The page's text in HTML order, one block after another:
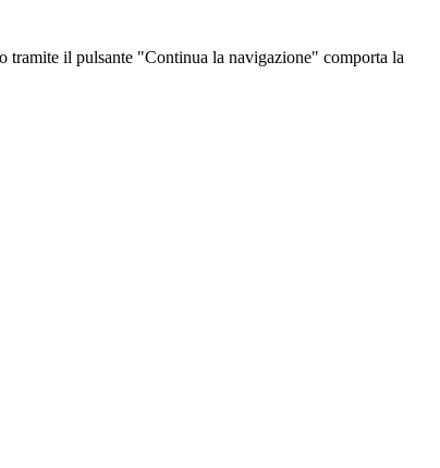
tramite il pulsante "Continua la navigazione" comporta la